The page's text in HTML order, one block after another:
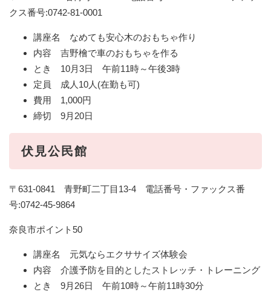
クス番号:0742-81-0001
講座名 なめても安心木のおもちゃ作り
内容 吉野檜で車のおもちゃを作る
とき 10月3日 午前11時～午後3時
定員 成人10人(在勤も可)
費用 1,000円
締切 9月20日
伏見公民館
〒631-0841 青野町二丁目13-4 電話番号・ファックス番
号:0742-45-9864
奈良市ポイント50
講座名 元気ならエクササイズ体験会
内容 介護予防を目的としたストレッチ・トレーニング
とき 9月26日 午前10時～午前11時30分